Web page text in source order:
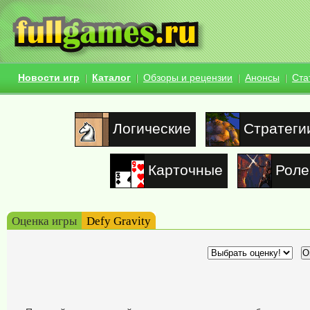
Новости игр Каталог Обзоры и рецензии Анонсы
Логические
Карточные
Оценка игры Defy Gravity